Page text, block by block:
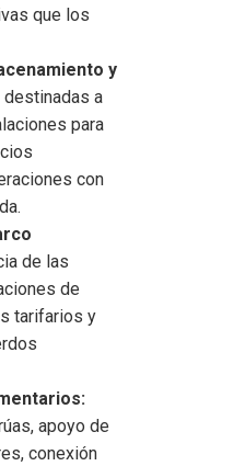
que los
y
destinadas a
para
con
de las
de
tarifarios y
apoyo de
conexión